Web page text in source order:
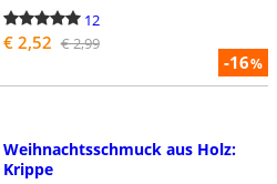
-16%
12
€ 2,52 € 2,99
Weihnachtsschmuck aus Holz:
Krippe